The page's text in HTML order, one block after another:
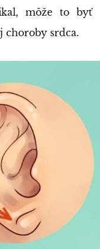
môže to byť
choroby srdca.